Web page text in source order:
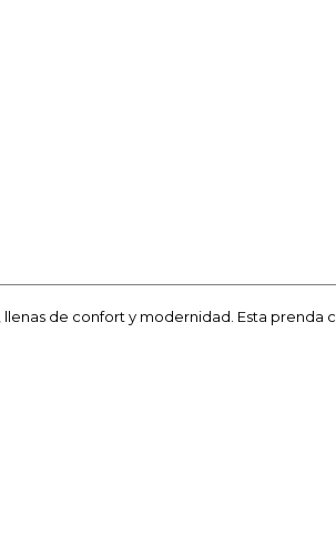
, llenas de confort y modernidad. Esta